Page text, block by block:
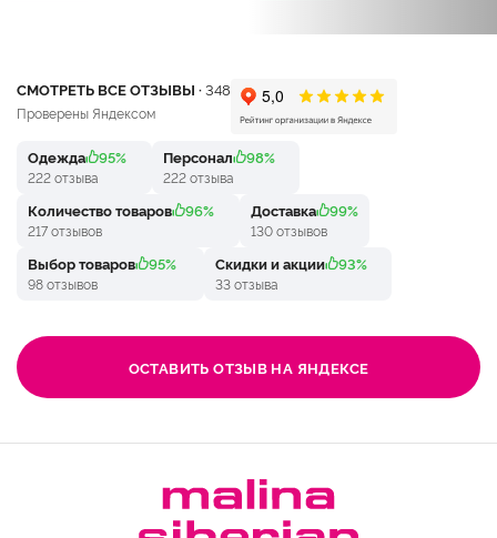
СМОТРЕТЬ ВСЕ ОТЗЫВЫ ·348
Проверены Яндексом
Одежда 95%
222 отзыва
Персонал 98%
222 отзыва
Количество товаров 96%
217 отзывов
Доставка 99%
130 отзывов
Выбор товаров 95%
98 отзывов
Скидки и акции 93%
33 отзыва
ОСТАВИТЬ ОТЗЫВ НА ЯНДЕКСЕ